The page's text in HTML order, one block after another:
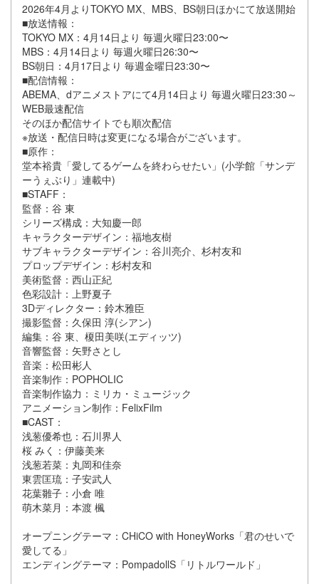
2026年4月よりTOKYO MX、MBS、BS朝日ほかにて放送開始
■放送情報：
TOKYO MX：4月14日より 毎週火曜日23:00〜
MBS：4月14日より 毎週火曜日26:30〜
BS朝日：4月17日より 毎週金曜日23:30〜
■配信情報：
ABEMA、dアニメストアにて4月14日より 毎週火曜日23:30～
WEB最速配信
そのほか配信サイトでも順次配信
※放送・配信日時は変更になる場合がございます。
■原作：
堂本裕貴「愛してるゲームを終わらせたい」(小学館「サンデ
ーうぇぶり」連載中)
■STAFF：
監督：谷 東
シリーズ構成：大知慶一郎
キャラクターデザイン：福地友樹
サブキャラクターデザイン：谷川亮介、杉村友和
プロップデザイン：杉村友和
美術監督：西山正紀
色彩設計：上野夏子
3Dディレクター：鈴木雅臣
撮影監督：久保田 淳(シアン)
編集：谷 東、榎田美咲(エディッツ)
音響監督：矢野さとし
音楽：松田彬人
音楽制作：POPHOLIC
音楽制作協力：ミリカ・ミュージック
アニメーション制作：FelixFilm
■CAST：
浅葱優希也：石川界人
桜 みく：伊藤美来
浅葱若菜：丸岡和佳奈
東雲匡琉：子安武人
花葉雛子：小倉 唯
萌木菜月：本渡 楓
オープニングテーマ：CHiCO with HoneyWorks「君のせいで
愛してる」
エンディングテーマ：PompadollS「リトルワールド」